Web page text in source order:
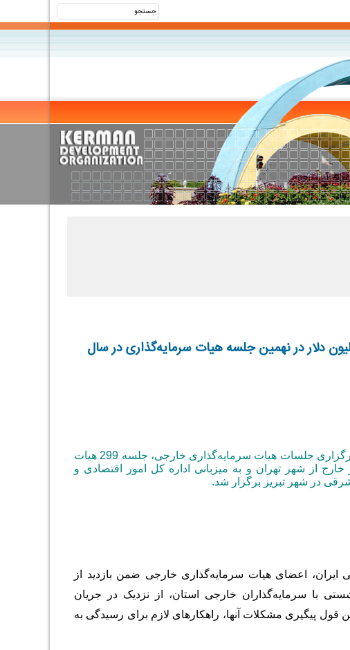
تصویب 67 درخواست سرمایه‌گذاران خارجی به ارزش 485 میلیون دلار در نهمین جلسه هیات سرمایه‌گذاری در سال
برای اولین بار در تاریخ برگزاری جلسات هیات سرمایه‌گذاری خارجی، جلسه 299 هیات
از شهر تهران و به میزبانی اداره کل امور اقتصادی و
شرقی در شهر تبریز برگزار شد.
اعضای هیات سرمایه‌گذاری خارجی ضمن بازدید از
با سرمایه‌گذاران خارجی استان، از نزدیک در جریان
پیگیری مشکلات آنها، راهکارهای لازم برای رسیدگی به